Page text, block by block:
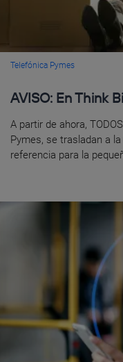
Telefónica Pymes
AVISO: En Think
A partir de ahora,
Pymes, se trasladan a
referencia para la